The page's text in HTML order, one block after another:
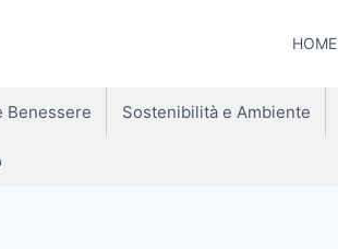
HOME
Benessere Sostenibilità e Ambiente